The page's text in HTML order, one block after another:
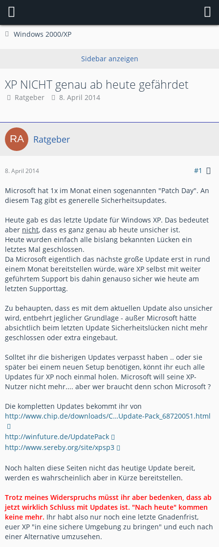
Windows 2000/XP
XP NICHT genau ab heute gefährdet
Ratgeber 8. April 2014
Ratgeber
8. April 2014 #1
Microsoft hat 1x im Monat einen sogenannten "Patch Day". An
diesem Tag gibt es generelle Sicherheitsupdates.
Heute gab es das letzte Update für Windows XP. Das bedeutet
aber nicht, dass es ganz genau ab heute unsicher ist.
Heute wurden einfach alle bislang bekannten Lücken ein
letztes Mal geschlossen.
Da Microsoft eigentlich das nächste große Update erst in rund
einem Monat bereitstellen würde, wäre XP selbst mit weiter
geführtem Support bis dahin genauso sicher wie heute am
letzten Supporttag.
Zu behaupten, dass es mit dem aktuellen Update also unsicher
wird, entbehrt jeglicher Grundlage - außer Microsoft hätte
absichtlich beim letzten Update Sicherheitslücken nicht mehr
geschlossen oder extra eingebaut.
Solltet ihr die bisherigen Updates verpasst haben .. oder sie
später bei einem neuen Setup benötigen, könnt ihr euch alle
Updates für XP noch einmal holen. Microsoft will seine XP-
Nutzer nicht mehr.... aber wer braucht denn schon Microsoft ?
Die kompletten Updates bekommt ihr von
http://www.chip.de/downloads/C…Update-Pack_68720051.html
http://winfuture.de/UpdatePack
http://www.sereby.org/site/xpsp3
Noch halten diese Seiten nicht das heutige Update bereit,
werden es wahrscheinlich aber in Kürze bereitstellen.
Trotz meines Widerspruchs müsst ihr aber bedenken, dass ab
jetzt wirklich Schluss mit Updates ist. "Nach heute" kommen
keine mehr. Ihr habt also nur noch eine letzte Gnadenfrist,
euer XP "in eine sichere Umgebung zu bringen" und euch nach
einer Alternative umzusehen.